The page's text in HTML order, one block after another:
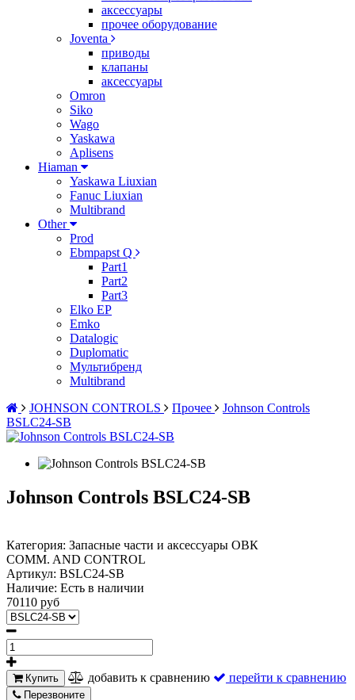
аксессуары
прочее оборудование
Joventa
приводы
клапаны
аксессуары
Omron
Siko
Wago
Yaskawa
Aplisens
Hiaman
Yaskawa Liuxian
Fanuc Liuxian
Multibrand
Other
Prod
Ebmpapst Q
Part1
Part2
Part3
Elko EP
Emko
Datalogic
Duplomatic
Мультибренд
Multibrand
JOHNSON CONTROLS
Прочее
Johnson Controls
BSLC24-SB
Johnson Controls BSLC24-SB
Категория: Запасные части и аксессуары ОВК
COMM. AND CONTROL
Артикул: BSLC24-SB
Наличие: Есть в наличии
70110 руб
Купить добавить к сравнению перейти к сравнению
Перезвоните